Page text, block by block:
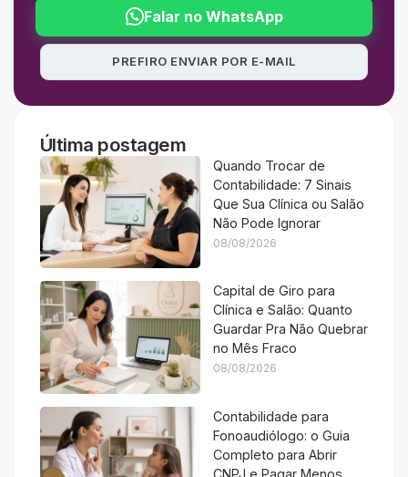
Falar no WhatsApp
PREFIRO ENVIAR POR E-MAIL
Última postagem
Quando Trocar de
Contabilidade: 7 Sinais
Que Sua Clínica ou Salão
Não Pode Ignorar
08/08/2026
Capital de Giro para
Clínica e Salão: Quanto
Guardar Pra Não Quebrar
no Mês Fraco
08/08/2026
Contabilidade para
Fonoaudiólogo: o Guia
Completo para Abrir